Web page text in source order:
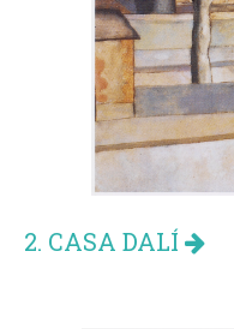
2. CASA DALÍ